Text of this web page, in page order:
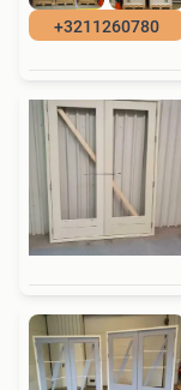
+3211260780